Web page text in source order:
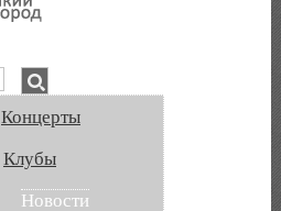
Концерты
Клубы
Новости